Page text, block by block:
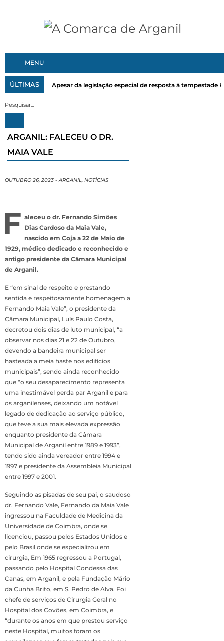
MENU
ÚLTIMAS Apesar da legislação especial de resposta à tempestade
ARGANIL: FALECEU O DR.
MAIA VALE
OUTUBRO 26, 2023 -ARGANIL, NOTÍCIAS
F aleceu o dr. Fernando Simões
Dias Cardoso da Maia Vale,
nascido em Coja a 22 de Maio de
1929, médico dedicado e reconhecido e
antigo presidente da Câmara Municipal
de Arganil.
E “em sinal de respeito e prestando
sentida e respeitosamente homenagem a
Fernando Maia Vale”, o presidente da
Câmara Municipal, Luís Paulo Costa,
decretou dois dias de luto municipal, “a
observar nos dias 21 e 22 de Outubro,
devendo a bandeira municipal ser
hasteada a meia haste nos edifícios
municipais”, sendo ainda reconhecido
que “o seu desaparecimento representa
uma inestimável perda par Arganil e para
os arganilenses, deixando um notável
legado de dedicação ao serviço público,
que teve a sua mais elevada expressão
enquanto presidente da Câmara
Municipal de Arganil entre 1989 e 1993”,
tendo sido ainda vereador entre 1994 e
1997 e presidente da Assembleia Municipal
entre 1997 e 2001.
Seguindo as pisadas de seu pai, o saudoso
dr. Fernando Vale, Fernando da Maia Vale
ingressou na Faculdade de Medicina da
Universidade de Coimbra, onde se
licenciou, passou pelos Estados Unidos e
pelo Brasil onde se especializou em
cirurgia, Em 1965 regressou a Portugal,
passando pelo Hospital Condessa das
Canas, em Arganil, e pela Fundação Mário
da Cunha Brito, em S. Pedro de Alva. Foi
chefe de serviços de Cirurgia Geral no
Hospital dos Covões, em Coimbra, e
“durante os anos em que prestou serviço
neste Hospital, muitos foram os